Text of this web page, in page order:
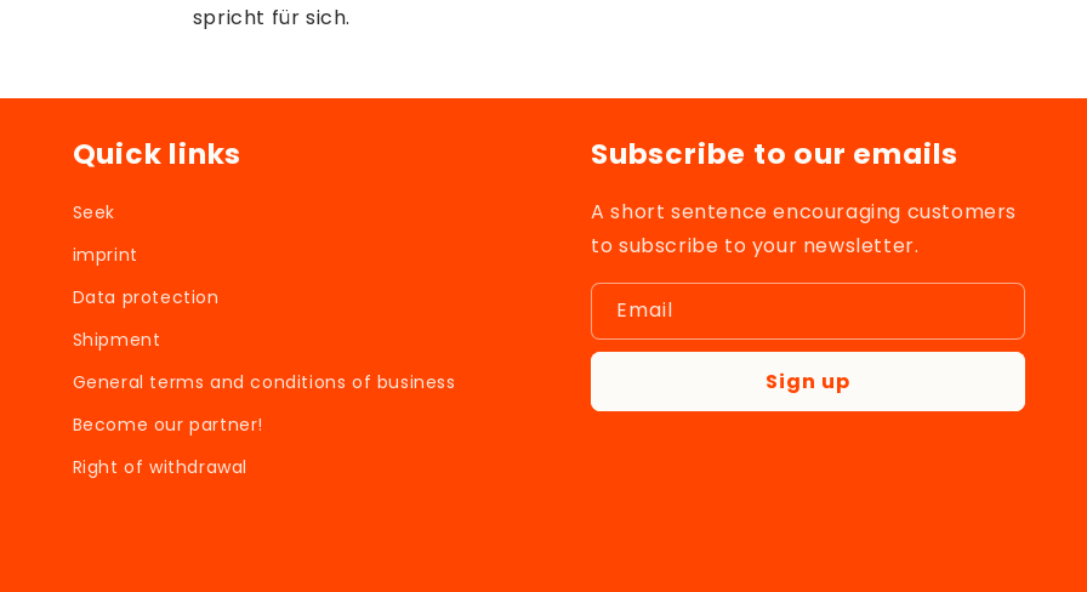
spricht für sich.
Quick links
Seek
imprint
Data protection
Shipment
General terms and conditions of business
Become our partner!
Right of withdrawal
Subscribe to our emails
A short sentence encouraging customers
to subscribe to your newsletter.
Email
Sign up